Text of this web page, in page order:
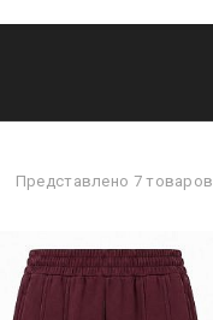
Представлено 7 товаров